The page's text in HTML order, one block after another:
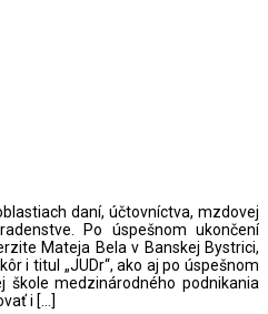
daní, účtovníctva, mzdovej
Po úspešnom ukončení
Mateja Bela v Banskej Bystrici,
i titul „JUDr“, ako aj po úspešnom
škole medzinárodného podnikania
i […]